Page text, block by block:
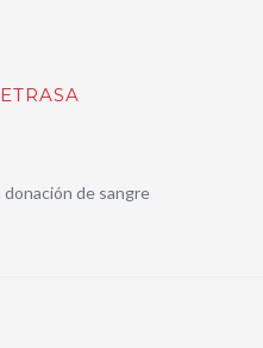
de sangre